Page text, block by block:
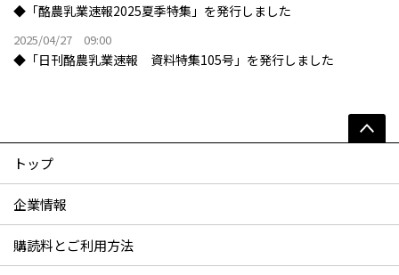
◆「酪農乳業速報2025夏季特集」を発行しました
2025/04/27 09:00
◆「日刊酪農乳業速報 資料特集105号」を発行しました
トップ
企業情報
購読料とご利用方法